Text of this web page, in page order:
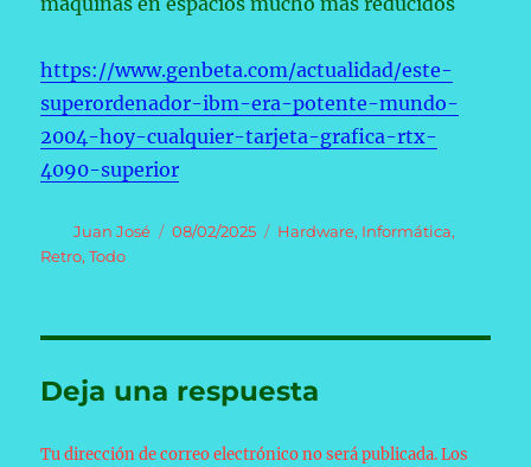
https://www.genbeta.com/actualidad/este-
superordenador-ibm-era-potente-mundo-
2004-hoy-cualquier-tarjeta-grafica-rtx-
4090-superior
Autor
Juan José
Publicado
08/02/2025 Categorías
Hardware, Informática,
Retro,Todo
Deja una respuesta
Tu dirección de correo electrónico no será publicada. Los